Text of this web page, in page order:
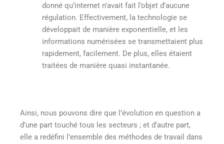
donné qu’internet n’avait fait l’objet d’aucune
régulation. Effectivement, la technologie se
développait de manière exponentielle, et les
informations numérisées se transmettaient plus
rapidement, facilement. De plus, elles étaient
traitées de manière quasi instantanée.
Ainsi, nous pouvons dire que l’évolution en question a
d’une part touché tous les secteurs ; et d’autre part,
elle a redéfini l’ensemble des méthodes de travail dans